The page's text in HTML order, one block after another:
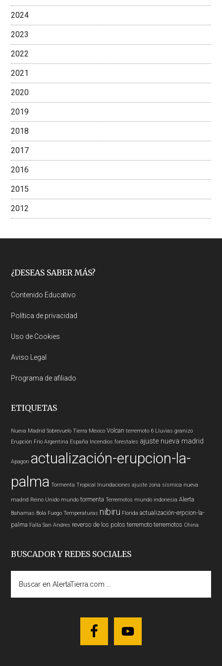
2024
2023
2022
2021
2020
2019
2018
2017
2016
2015
2012
Footer
¿DESEAS SABER MÁS?
Contenido Educativo
Política de privacidad
Uso de Cookies
Aviso Legal
Programa de afiliado
ETIQUETAS
Nueva Madrid Sobrevuelo Tierra Mexico Volcan terremoto 6 Lluvias granizo
Erupción Frío Argentina España Incendios forestales ajuste nueva madrid
Apagon actualización-erupcion-la-
palma Tormenta Tropical Inundaciones ajuste zona sísmica nueva
madrid Reino Unido mundo tormenta Terremotos mundo indonesia Alerta
Bahamas Bola Fuego Temperaturas nibiru Florida actualización-erpcion-la-
palma Falla San Andres reverso de los polos terremoto terremotos China
BUSCADOR Y REDES SOCIALES
AlertaTierra.com